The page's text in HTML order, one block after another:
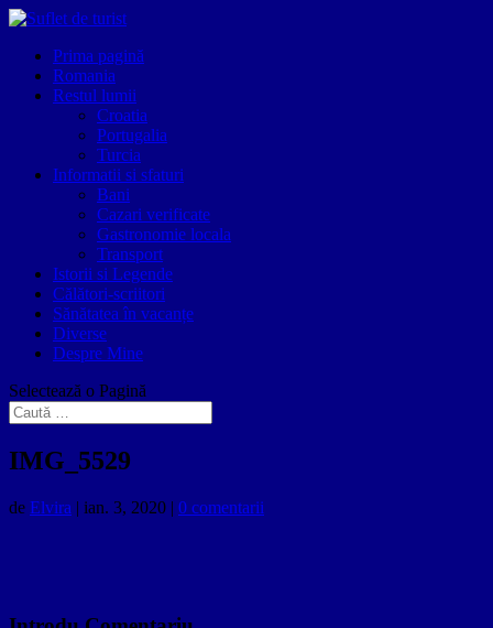
Prima pagină
Romania
Restul lumii
Croatia
Portugalia
Turcia
Informatii si sfaturi
Bani
Cazari verificate
Gastronomie locala
Transport
Istorii si Legende
Călători-scriitori
Sănătatea în vacanțe
Diverse
Despre Mine
Selectează o Pagină
IMG_5529
de Elvira | ian. 3, 2020 | 0 comentarii